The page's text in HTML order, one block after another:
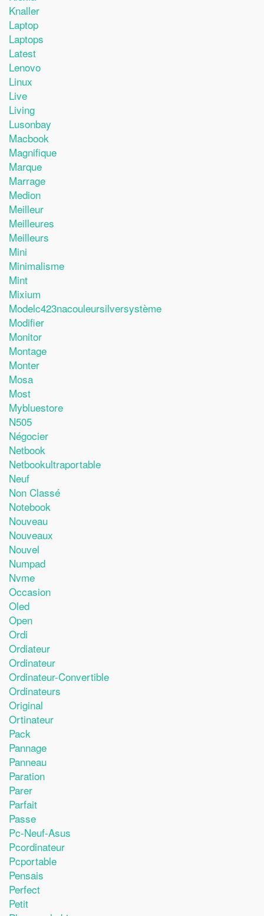
Knaller
Laptop
Laptops
Latest
Lenovo
Linux
Live
Living
Lusonbay
Macbook
Magnifique
Marque
Marrage
Medion
Meilleur
Meilleures
Meilleurs
Mini
Minimalisme
Mint
Mixium
Modelc423nacouleursilversystème
Modifier
Monitor
Montage
Monter
Mosa
Most
Mybluestore
N505
Négocier
Netbook
Netbookultraportable
Neuf
Non Classé
Notebook
Nouveau
Nouveaux
Nouvel
Numpad
Nvme
Occasion
Oled
Open
Ordi
Ordiateur
Ordinateur
Ordinateur-Convertible
Ordinateurs
Original
Ortinateur
Pack
Pannage
Panneau
Paration
Parer
Parfait
Passe
Pc-Neuf-Asus
Pcordinateur
Pcportable
Pensais
Perfect
Petit